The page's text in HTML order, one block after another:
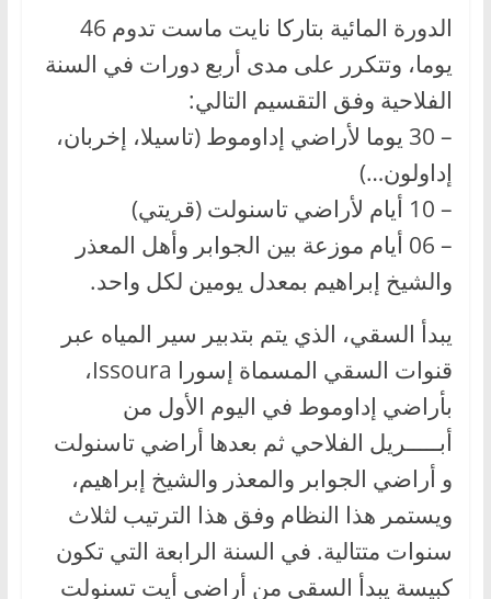
الدورة المائية بتاركا نايت ماست تدوم 46
يوما، وتتكرر على مدى أربع دورات في السنة
الفلاحية وفق التقسيم التالي:
– 30 يوما لأراضي إداوموط (تاسيلا، إخربان،
إداولون…)
– 10 أيام لأراضي تاسنولت (قريتي)
– 06 أيام موزعة بين الجوابر وأهل المعذر
والشيخ إبراهيم بمعدل يومين لكل واحد.
يبدأ السقي، الذي يتم بتدبير سير المياه عبر
قنوات السقي المسماة إسورا Issoura،
بأراضي إداوموط في اليوم الأول من
أبـــــريل الفلاحي ثم بعدها أراضي تاسنولت
و أراضي الجوابر والمعذر والشيخ إبراهيم،
ويستمر هذا النظام وفق هذا الترتيب لثلاث
سنوات متتالية. في السنة الرابعة التي تكون
كبيسة يبدأ السقي من أراضي أيت تسنولت